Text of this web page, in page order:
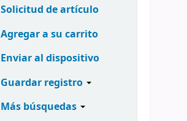
Solicitud de artículo
Agregar a su carrito
Enviar al dispositivo
Guardar registro
Más búsquedas